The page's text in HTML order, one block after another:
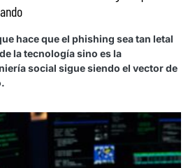
hace que el phishing sea tan letal
la tecnología sino es la
social sigue siendo el vector de